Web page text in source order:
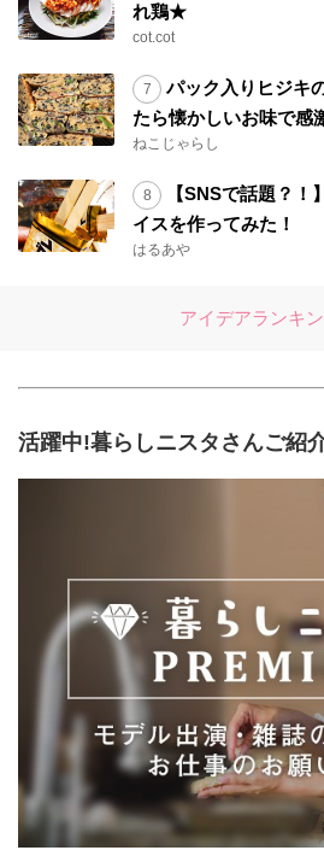
れ鶏★
cot.cot
パック入りヒジキ
たら懐かしいお味で感
ねこじゃらし
【SNSで話題？！
イスを作ってみた！
はるあや
アイデアランキ
活躍中!暮らしニスタさんご紹